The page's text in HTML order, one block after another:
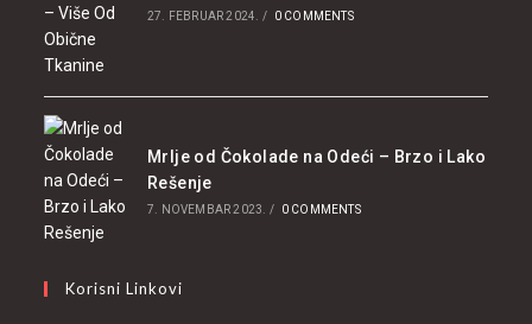
27. FEBRUAR 2024. / 0 COMMENTS
Mrlje od Čokolade na Odeći – Brzo i Lako
Rešenje
7. NOVEMBAR 2023. / 0 COMMENTS
Korisni Linkovi